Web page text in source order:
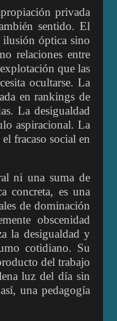
privada
sentido. El
óptica sino
relaciones entre
que las
ocultarse. La
en rankings de
La desigualdad
aspiracional. La
fracaso social en
ni una suma de
concreta, es una
de dominación
obscenidad
la desigualdad y
cotidiano. Su
del trabajo
luz del día sin
una pedagogía